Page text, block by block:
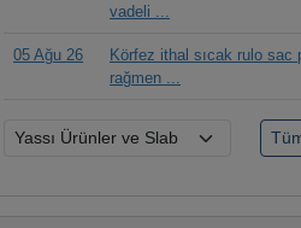
vadeli ...
05 Ağu 26
Körfez ithal sıcak rulo sac
rağmen ...